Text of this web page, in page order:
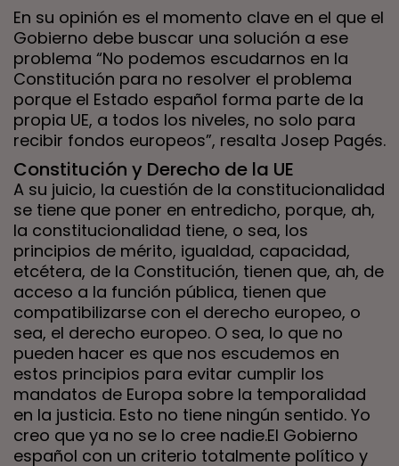
En su opinión es el momento clave en el que el
Gobierno debe buscar una solución a ese
problema “No podemos escudarnos en la
Constitución para no resolver el problema
porque el Estado español forma parte de la
propia UE, a todos los niveles, no solo para
recibir fondos europeos”, resalta Josep Pagés.
Constitución y Derecho de la UE
A su juicio, la cuestión de la constitucionalidad
se tiene que poner en entredicho, porque, ah,
la constitucionalidad tiene, o sea, los
principios de mérito, igualdad, capacidad,
etcétera, de la Constitución, tienen que, ah, de
acceso a la función pública, tienen que
compatibilizarse con el derecho europeo, o
sea, el derecho europeo. O sea, lo que no
pueden hacer es que nos escudemos en
estos principios para evitar cumplir los
mandatos de Europa sobre la temporalidad
en la justicia. Esto no tiene ningún sentido. Yo
creo que ya no se lo cree nadie.El Gobierno
español con un criterio totalmente político y